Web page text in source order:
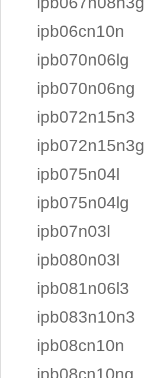
ipb06cn10n
ipb070n06lg
ipb070n06ng
ipb072n15n3
ipb072n15n3g
ipb075n04l
ipb075n04lg
ipb07n03l
ipb080n03l
ipb081n06l3
ipb083n10n3
ipb08cn10n
ipb08cn10ng